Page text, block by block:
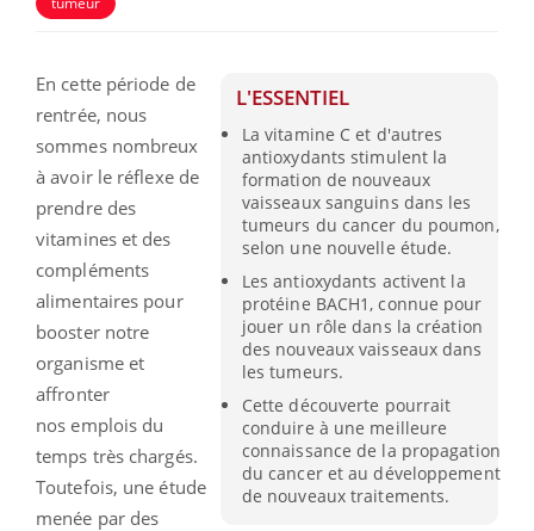
L'ESSENTIEL
La vitamine C et d'autres
antioxydants stimulent la
formation de nouveaux
vaisseaux sanguins dans les
tumeurs du cancer du poumon,
selon une nouvelle étude.
Les antioxydants activent la
protéine BACH1, connue pour
jouer un rôle dans la création
des nouveaux vaisseaux dans
les tumeurs.
Cette découverte pourrait
conduire à une meilleure
connaissance de la propagation
du cancer et au développement
de nouveaux traitements.
En cette période de
rentrée, nous
sommes nombreux
à avoir le réflexe de
prendre des
vitamines et des
compléments
alimentaires pour
booster notre
organisme et
affronter
nos emplois du
temps très chargés.
Toutefois, une étude
menée par des